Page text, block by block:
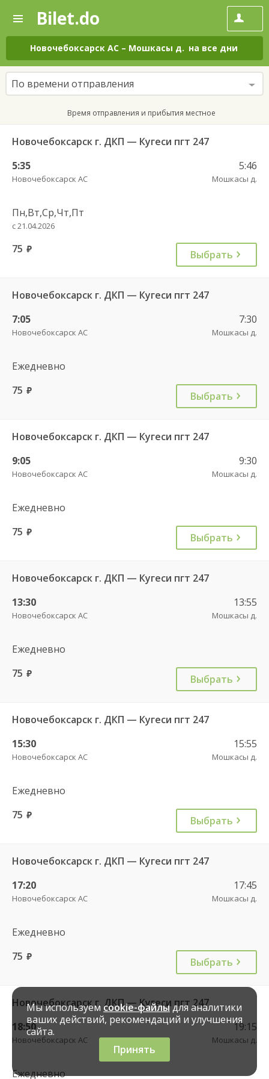
—
Поиск
и
покупка
билетов
на
автобус
онлайн
Bilet.do
Новочебоксарск АС – Мошкасы д. на все дни
По времени отправления
Время отправления и прибытия местное
Новочебоксарск г. ДКП — Кугеси пгт 247
5:35
Новочебоксарск АС
5:46
Мошкасы д.
Пн,Вт,Ср,Чт,Пт
с 21.04.2026
75 руб. Выбрать
Новочебоксарск г. ДКП — Кугеси пгт 247
7:05
Новочебоксарск АС
7:30
Мошкасы д.
Ежедневно
75 руб. Выбрать
Новочебоксарск г. ДКП — Кугеси пгт 247
9:05
Новочебоксарск АС
9:30
Мошкасы д.
Ежедневно
75 руб. Выбрать
Новочебоксарск г. ДКП — Кугеси пгт 247
13:30
Новочебоксарск АС
13:55
Мошкасы д.
Ежедневно
75 руб. Выбрать
Новочебоксарск г. ДКП — Кугеси пгт 247
15:30
Новочебоксарск АС
15:55
Мошкасы д.
Ежедневно
75 руб. Выбрать
Новочебоксарск г. ДКП — Кугеси пгт 247
17:20
Новочебоксарск АС
17:45
Мошкасы д.
Ежедневно
75 руб. Выбрать
Новочебоксарск г. ДКП — Кугеси пгт 247
18:50
Новочебоксарск АС
19:15
Мошкасы д.
Ежедневно
Мы используем cookie-файлыдля аналитики
ваших действий, рекомендаций и улучшения
сайта.
Принять